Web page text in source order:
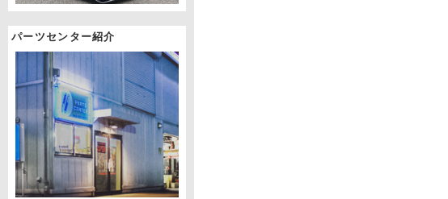
パーツセンター紹介